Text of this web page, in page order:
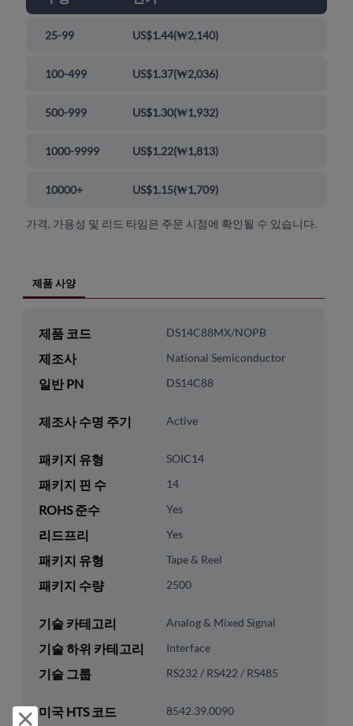
25-99 US$1.44(₩2,140)
100-499 US$1.37(₩2,036)
500-999 US$1.30(₩1,932)
1000-9999 US$1.22(₩1,813)
10000+ US$1.15(₩1,709)
가격, 가용성 및 리드 타임은 주문 시점에 확인될 수 있습니다.
제품 사양
제품 코드 DS14C88MX/NOPB
제조사 National Semiconductor
일반 PN DS14C88
제조사 수명 주기 Active
패키지 유형 SOIC14
패키지 핀 수 14
ROHS 준수 Yes
리드프리 Yes
패키지 유형 Tape & Reel
패키지 수량 2500
기술 카테고리 Analog & Mixed Signal
기술 하위 카테고리 Interface
기술 그룹 RS232 / RS422 / RS485
미국 HTS 코드 8542.39.0090
거부 및 닫기